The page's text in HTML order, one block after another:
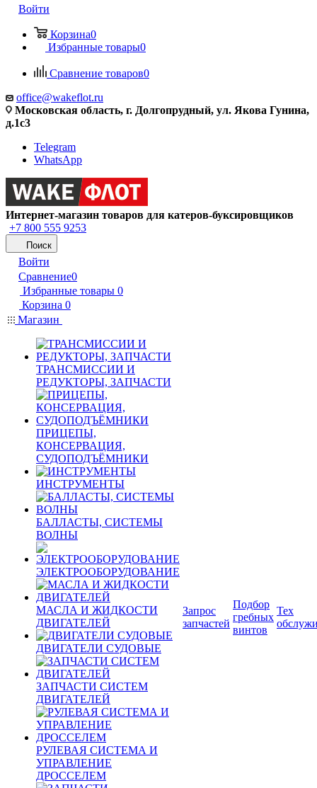
Войти
Корзина0
Избранные товары0
Сравнение товаров0
office@wakeflot.ru
Московская область, г. Долгопрудный, ул. Якова Гунина,
д.1с3
Telegram
WhatsApp
Интернет-магазин товаров для катеров-буксировщиков
+7 800 555 9253
Поиск
Войти
Сравнение0
Избранные товары 0
Корзина 0
Магазин
ТРАНСМИССИИ И
РЕДУКТОРЫ, ЗАПЧАСТИ
ПРИЦЕПЫ,
КОНСЕРВАЦИЯ,
СУДОПОДЪЁМНИКИ
ИНСТРУМЕНТЫ
БАЛЛАСТЫ, СИСТЕМЫ
ВОЛНЫ
ЭЛЕКТРООБОРУДОВАНИЕ
МАСЛА И ЖИДКОСТИ
ДВИГАТЕЛЕЙ
ДВИГАТЕЛИ СУДОВЫЕ
ЗАПЧАСТИ СИСТЕМ
ДВИГАТЕЛЕЙ
РУЛЕВАЯ СИСТЕМА И
УПРАВЛЕНИЕ
ДРОССЕЛЕМ
Запрос
запчастей
Подбор
гребных
винтов
Тех